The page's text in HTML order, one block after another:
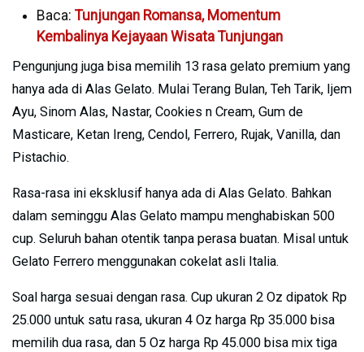
Baca: Tunjungan Romansa, Momentum
Kembalinya Kejayaan Wisata Tunjungan
Pengunjung juga bisa memilih 13 rasa gelato premium yang
hanya ada di Alas Gelato. Mulai Terang Bulan, Teh Tarik, Ijem
Ayu, Sinom Alas, Nastar, Cookies n Cream, Gum de
Masticare, Ketan Ireng, Cendol, Ferrero, Rujak, Vanilla, dan
Pistachio.
Rasa-rasa ini eksklusif hanya ada di Alas Gelato. Bahkan
dalam seminggu Alas Gelato mampu menghabiskan 500
cup. Seluruh bahan otentik tanpa perasa buatan. Misal untuk
Gelato Ferrero menggunakan cokelat asli Italia.
Soal harga sesuai dengan rasa. Cup ukuran 2 Oz dipatok Rp
25.000 untuk satu rasa, ukuran 4 Oz harga Rp 35.000 bisa
memilih dua rasa, dan 5 Oz harga Rp 45.000 bisa mix tiga